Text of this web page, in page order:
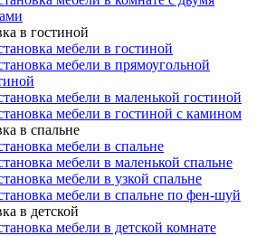
в гостиной
мебели в гостиной
мебели в прямоугольной
мебели в маленькой гостиной
мебели в гостиной с камином
в спальне
мебели в спальне
мебели в маленькой спальне
мебели в узкой спальне
мебели в спальне по фен-шуй
в детской
мебели в детской комнате